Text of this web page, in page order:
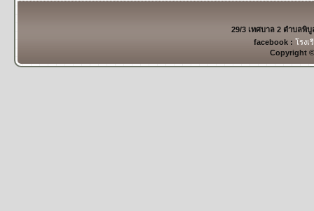
29/3 เทศบาล 2 ตำบลพิ
facebook : โรงเ
Copyright